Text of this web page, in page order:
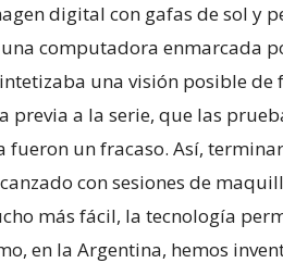
digital con gafas de sol y
computadora enmarcada
una visión posible de
previa a la serie, que las
fueron un fracaso. Así,
con sesiones de
más fácil, la tecnología
en la Argentina, hemos